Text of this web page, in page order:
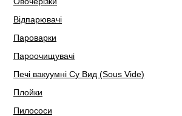
Відпарювачі
Пароварки
Пароочищувачі
Печі вакуумні Су Вид (Sous Vide)
Плойки
Пилососи